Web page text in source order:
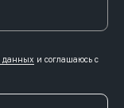
данных и соглашаюсь c